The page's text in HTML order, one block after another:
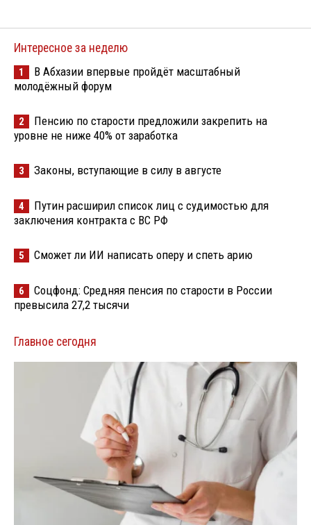
Интересное за неделю
1
В Абхазии впервые пройдёт масштабный
молодёжный форум
2
Пенсию по старости предложили закрепить на
уровне не ниже 40% от заработка
3 Законы, вступающие в силу в августе
4
Путин расширил список лиц с судимостью для
заключения контракта с ВС РФ
5 Сможет ли ИИ написать оперу и спеть арию
6
Соцфонд: Средняя пенсия по старости в России
превысила 27,2 тысячи
Главное сегодня